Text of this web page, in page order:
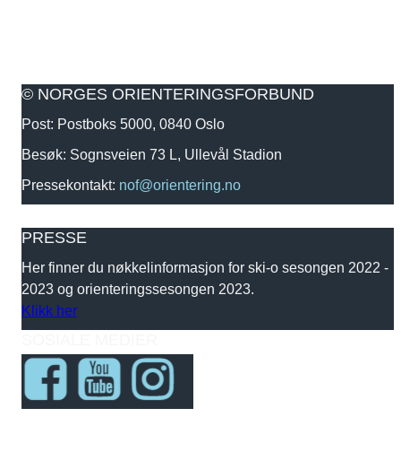
© NORGES ORIENTERINGSFORBUND
Post: Postboks 5000, 0840 Oslo
Besøk: Sognsveien 73 L, Ullevål Stadion
Pressekontakt: nof@orientering.no
PRESSE
Her finner du nøkkelinformasjon for ski-o sesongen 2022 -
2023 og orienteringssesongen 2023.
Klikk her